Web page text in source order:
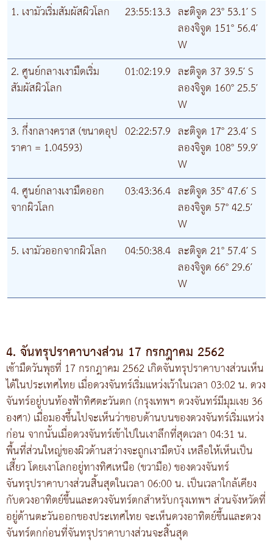
1. เงามัวเริ่มสัมผัสผิวโลก
23:55:13.3 ละติจูด 23° 53.1′ S
ลองจิจูด 151° 56.4′
W
2. ศูนย์กลางเงามืดเริ่ม
สัมผัสผิวโลก
01:02:19.9 ละติจูด 37 39.5′ S
ลองจิจูด 160° 25.5′
W
3. กึ่งกลางคราส (ขนาดอุป
ราคา = 1.04593)
02:22:57.9 ละติจูด 17° 23.4′ S
ลองจิจูด 108° 59.9′
W
4. ศูนย์กลางเงามืดออก
จากผิวโลก
03:43:36.4 ละติจูด 35° 47.6′ S
ลองจิจูด 57° 42.5′
W
5. เงามัวออกจากผิวโลก
04:50:38.4 ละติจูด 21° 57.4′ S
ลองจิจูด 66° 29.6′
W
4. จันทรุปราคาบางส่วน 17 กรกฎาคม 2562
เช้ามืดวันพุธที่ 17 กรกฎาคม 2562 เกิดจันทรุปราคาบางส่วนเห็น
ได้ในประเทศไทย เมื่อดวงจันทร์เริ่มแหว่งเว้าในเวลา 03:02 น. ดวง
จันทร์อยู่บนท้องฟ้าทิศตะวันตก (กรุงเทพฯ ดวงจันทร์มีมุมเงย 36
องศา) เมื่อมองขึ้นไปจะเห็นว่าขอบด้านบนของดวงจันทร์เริ่มแหว่ง
ก่อน จากนั้นเมื่อดวงจันทร์เข้าไปในเงาลึกที่สุดเวลา 04:31 น.
พื้นที่ส่วนใหญ่ของผิวด้านสว่างจะถูกเงามืดบัง เหลือให้เห็นเป็น
เสี้ยว โดยเงาโลกอยู่ทางทิศเหนือ (ขวามือ) ของดวงจันทร์
จันทรุปราคาบางส่วนสิ้นสุดในเวลา 06:00 น. เป็นเวลาใกล้เคียง
กับดวงอาทิตย์ขึ้นและดวงจันทร์ตกสำหรับกรุงเทพฯ ส่วนจังหวัดที่
อยู่ด้านตะวันออกของประเทศไทย จะเห็นดวงอาทิตย์ขึ้นและดวง
จันทร์ตกก่อนที่จันทรุปราคาบางส่วนจะสิ้นสุด